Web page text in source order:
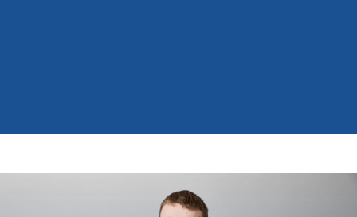
Suivez l’Équipe de France des métiers